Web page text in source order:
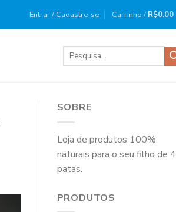
: BEMVINDO10
Entrar / Cadastre-se Carrinho / R$0.00
Pesquisar
SOBRE
Loja de produtos 100%
naturais para o seu filho de 4
patas.
PRODUTOS